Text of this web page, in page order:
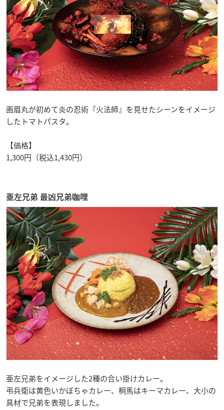
画眉丸が初めて炎の忍術『火法師』を見せたシーンをイメージ
したトマトパスタ。
【価格】
1,300円（税込1,430円）
亜左兄弟 最凶兄弟咖哩
亜左兄弟をイメージした2種の合い掛けカレー。
弔兵衛は黄色いかぼちゃカレー、桐馬はキーマカレー、大小の
具材で兄弟を表現しました。